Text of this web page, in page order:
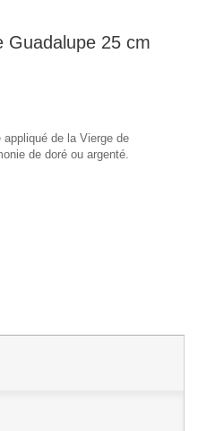
Guadalupe 25 cm
de la Vierge de
de doré ou argenté.